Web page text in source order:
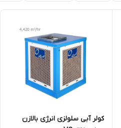
کولر آبی سلولزی انرژی بالازن